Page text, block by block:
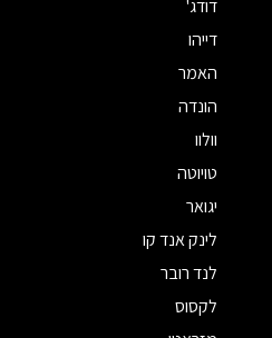
דודג'
דייהו
האמר
הונדה
וולוו
טויוטה
יגואר
לינק אנד קו
לנד רובר
לקסוס